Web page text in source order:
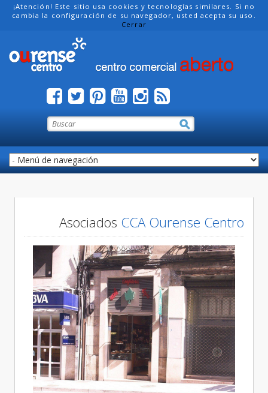
¡Atención! Este sitio usa cookies y tecnologías similares. Si no
cambia la configuración de su navegador, usted acepta su uso.
Cerrar
Asociados CCA Ourense Centro